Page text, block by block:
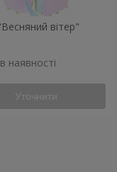
вітер"
наявності
Уточнити